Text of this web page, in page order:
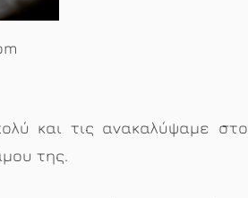
και τις ανακαλύψαμε στο
της.